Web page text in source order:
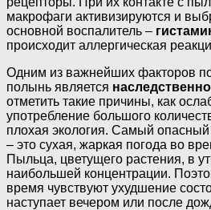
макрофаги активизируются и
основной воспалитель –
происходит аллергическая
Одним из важнейших факторов
полынь является
отметить такие причины, как
употребление большого
плохая экология. Самый
– это сухая, жаркая погода во
Пыльца, цветущего растения, в
наибольшей концентрации.
время чувствуют ухудшение
наступает вечером или после